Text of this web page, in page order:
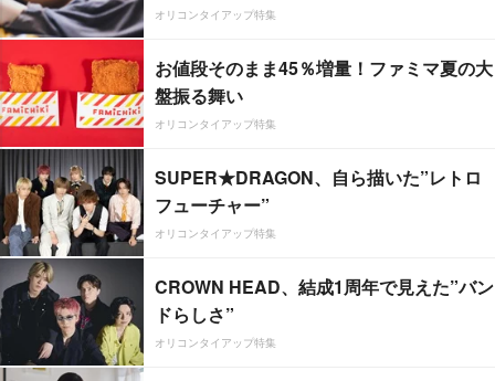
オリコンタイアップ特集
お値段そのまま45％増量！ファミマ夏の大
盤振る舞い
オリコンタイアップ特集
SUPER★DRAGON、自ら描いた”レトロ
フューチャー”
オリコンタイアップ特集
CROWN HEAD、結成1周年で見えた”バン
ドらしさ”
オリコンタイアップ特集